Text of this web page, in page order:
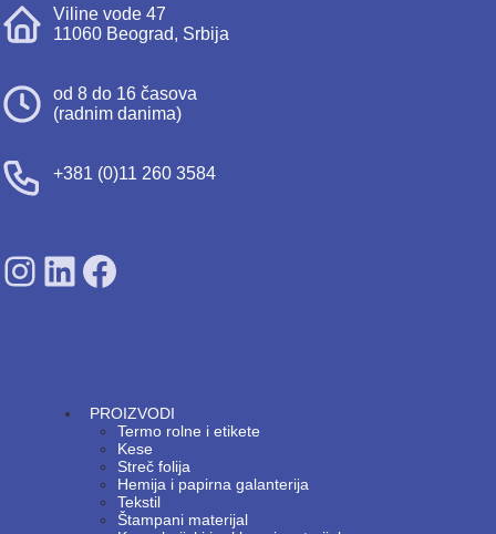
Viline vode 47
11060 Beograd, Srbija
od 8 do 16 časova
(radnim danima)
+381 (0)11 260 3584
SDPS on Instagram
SDPS on Lunkedin
SDPS on Facebook
PROIZVODI
Termo rolne i etikete
Kese
Streč folija
Hemija i papirna galanterija
Tekstil
Štampani materijal